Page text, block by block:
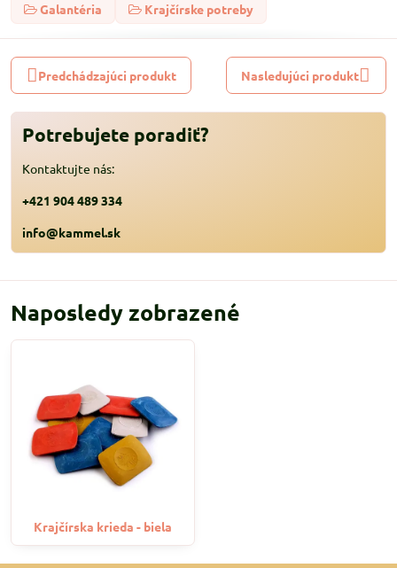
Galantéria Krajčírske potreby
Predchádzajúci produkt Nasledujúci produkt
Potrebujete poradiť?
Kontaktujte nás:
+421 904 489 334
info@kammel.sk
Naposledy zobrazené
Krajčírska krieda - biela